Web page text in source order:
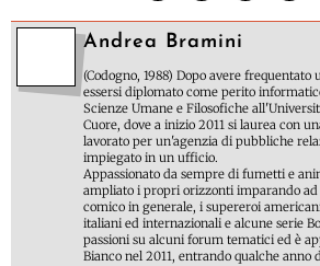
Andrea Bramini
(Codogno, 1988) Dopo avere
essersi diplomato come perito
Scienze Umane e Filosofiche
Cuore, dove a inizio 2011 si laurea con
lavorato per un'agenzia di pubbliche
impiegato in un ufficio.
Appassionato da sempre di fumetti e
ampliato i propri orizzonti imparando
comico in generale, i supereroi
italiani ed internazionali e alcune serie
passioni su alcuni forum tematici ed è
Bianco nel 2011, entrando qualche anno